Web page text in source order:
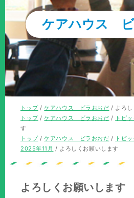
ケアハウス
現
在
の
位
置：
トップ/ケアハウス ビラおおだ / よろ
現
在
の
位
トップ/ケアハウス ビラおおだ / トピ
す
現
在
トップ/ケアハウス ビラおおだ / トピ
2025年11月 / よろしくお願いします
よろしくお願いします